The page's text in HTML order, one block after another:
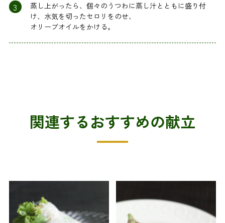
3
蒸し上がったら、個々のうつわに蒸し汁とともに盛り付
け、水気を切ったセロリをのせ、
オリーブオイルをかける。
関連するおすすめの献立